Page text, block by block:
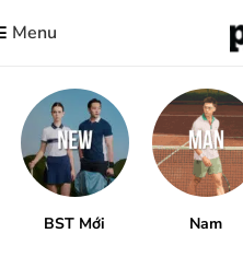
Menu
BST Mới Nam